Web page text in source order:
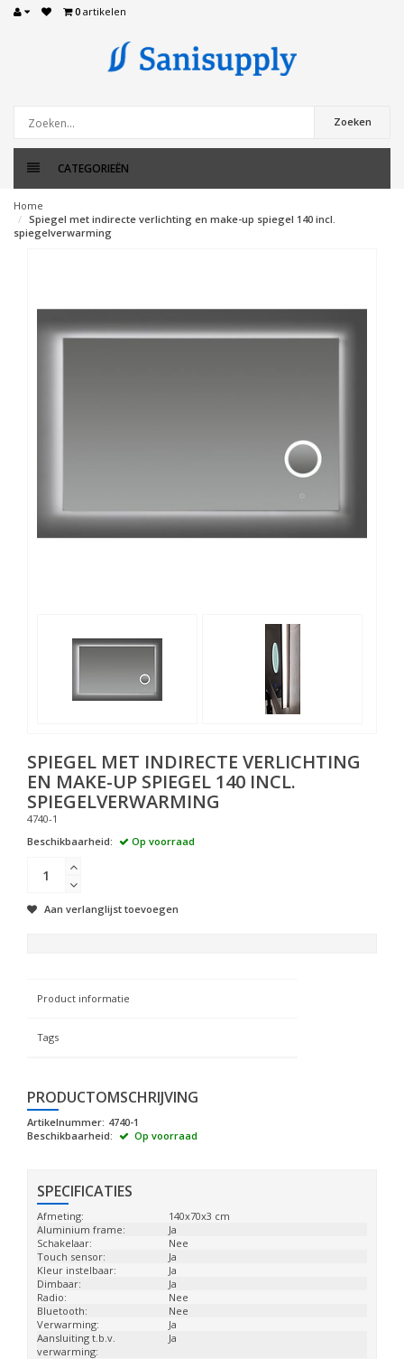
0 artikelen
Zoeken
CATEGORIEËN
Home
Spiegel met indirecte verlichting en make-up spiegel 140 incl.
spiegelverwarming
SPIEGEL MET INDIRECTE VERLICHTING
EN MAKE-UP SPIEGEL 140 INCL.
SPIEGELVERWARMING
4740-1
Beschikbaarheid:
Op voorraad
Aan verlanglijst toevoegen
Product informatie
Tags
PRODUCTOMSCHRIJVING
Artikelnummer: 4740-1
Beschikbaarheid:
Op voorraad
SPECIFICATIES
Afmeting:
140x70x3 cm
Aluminium frame:
Ja
Schakelaar:
Nee
Touch sensor:
Ja
Kleur instelbaar:
Ja
Dimbaar:
Ja
Radio:
Nee
Bluetooth:
Nee
Verwarming:
Ja
Aansluiting t.b.v.
verwarming:
Ja